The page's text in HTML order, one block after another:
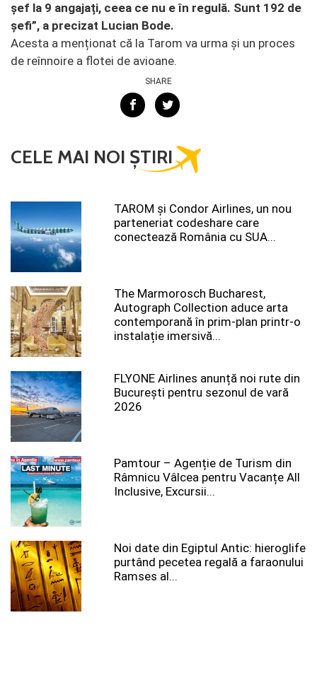
șef la 9 angajați, ceea ce nu e în regulă. Sunt 192 de
șefi”, a precizat Lucian Bode.
Acesta a menționat că la Tarom va urma și un proces
de reînnoire a flotei de avioane.
SHARE
CELE MAI NOI ȘTIRI
TAROM şi Condor Airlines, un nou
parteneriat codeshare care
conectează România cu SUA...
The Marmorosch Bucharest,
Autograph Collection aduce arta
contemporană în prim-plan printr-o
instalație imersivă...
FLYONE Airlines anunță noi rute din
București pentru sezonul de vară
2026
Pamtour – Agenție de Turism din
Râmnicu Vâlcea pentru Vacanțe All
Inclusive, Excursii...
Noi date din Egiptul Antic: hieroglife
purtând pecetea regală a faraonului
Ramses al...